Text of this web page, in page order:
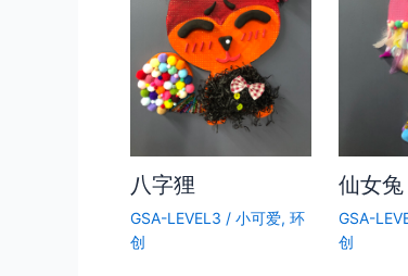
八字狸
GSA-LEVEL3 / 小可爱, 环
创
仙女兔
GSA-
创